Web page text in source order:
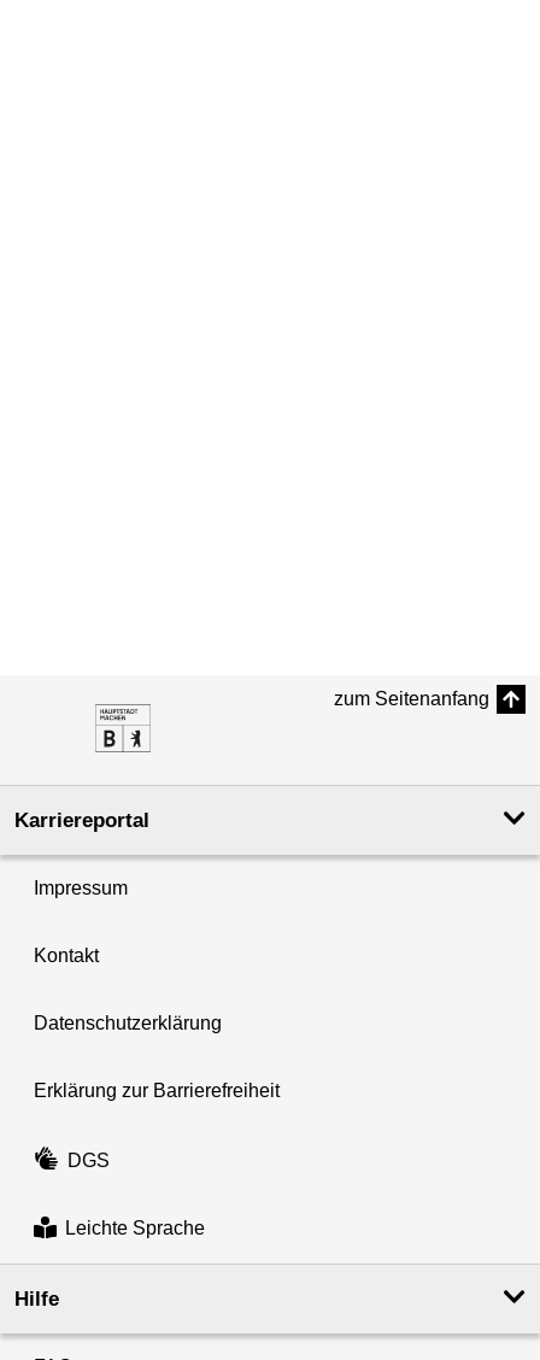
zum Seitenanfang
Karriereportal
Impressum
Kontakt
Datenschutzerklärung
Erklärung zur Barrierefreiheit
DGS
Leichte Sprache
Hilfe